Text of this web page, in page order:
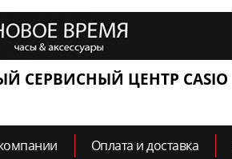
СЕРВИСНЫЙ ЦЕНТР CASIO
Оплата и доставка